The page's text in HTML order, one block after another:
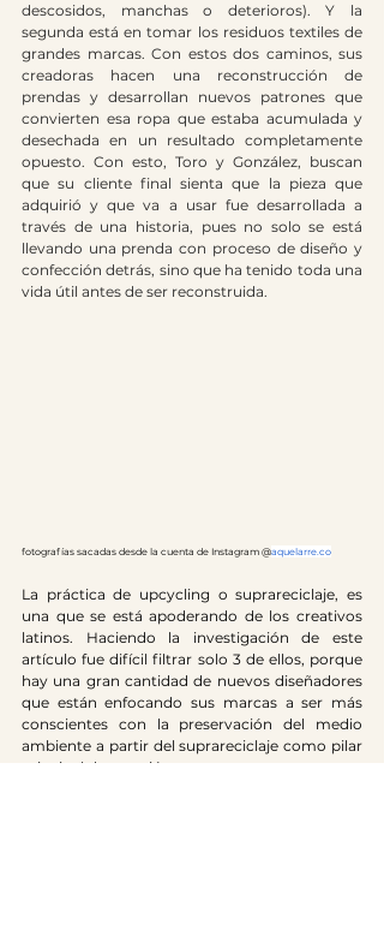
descosidos, manchas o deterioros). Y la
segunda está en tomar los residuos textiles de
grandes marcas. Con estos dos caminos, sus
creadoras hacen una reconstrucción de
prendas y desarrollan nuevos patrones que
convierten esa ropa que estaba acumulada y
desechada en un resultado completamente
opuesto. Con esto, Toro y González, buscan
que su cliente final sienta que la pieza que
adquirió y que va a usar fue desarrollada a
través de una historia, pues no solo se está
llevando una prenda con proceso de diseño y
confección detrás, sino que ha tenido toda una
vida útil antes de ser reconstruida.
fotografías sacadas desde la cuenta de Instagram @aquelarre.co
La práctica de upcycling o suprareciclaje, es
una que se está apoderando de los creativos
latinos. Haciendo la investigación de este
artículo fue difícil filtrar solo 3 de ellos, porque
hay una gran cantidad de nuevos diseñadores
que están enfocando sus marcas a ser más
conscientes con la preservación del medio
ambiente a partir del suprareciclaje como pilar
principal de creación.